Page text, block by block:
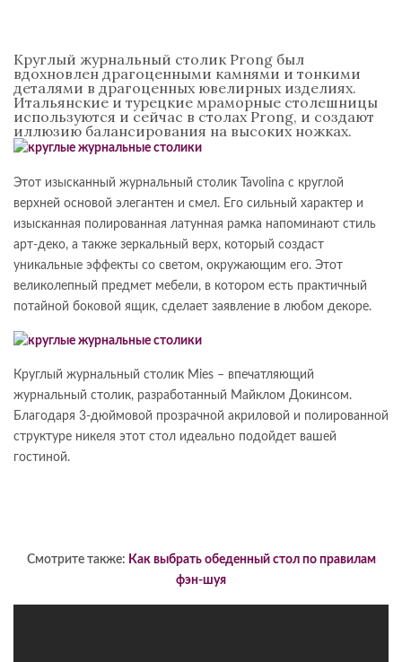
Круглый журнальный столик Prong был
вдохновлен драгоценными камнями и тонкими
деталями в драгоценных ювелирных изделиях.
Итальянские и турецкие мраморные столешницы
используются и сейчас в столах Prong, и создают
иллюзию балансирования на высоких ножках.
Этот изысканный журнальный столик Tavolina с круглой
верхней основой элегантен и смел. Его сильный характер и
изысканная полированная латунная рамка напоминают стиль
арт-деко, а также зеркальный верх, который создаст
уникальные эффекты со светом, окружающим его. Этот
великолепный предмет мебели, в котором есть практичный
потайной боковой ящик, сделает заявление в любом декоре.
Круглый журнальный столик Mies – впечатляющий
журнальный столик, разработанный Майклом Докинсом.
Благодаря 3-дюймовой прозрачной акриловой и полированной
структуре никеля этот стол идеально подойдет вашей
гостиной.
Смотрите также: Как выбрать обеденный стол по правилам
фэн-шуя